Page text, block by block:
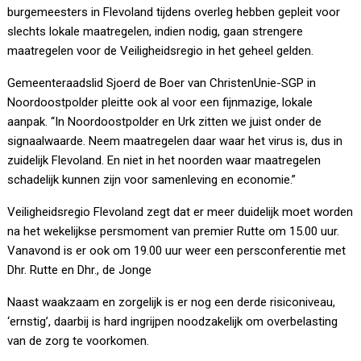
burgemeesters in Flevoland tijdens overleg hebben gepleit voor
slechts lokale maatregelen, indien nodig, gaan strengere
maatregelen voor de Veiligheidsregio in het geheel gelden.
Gemeenteraadslid Sjoerd de Boer van ChristenUnie-SGP in
Noordoostpolder pleitte ook al voor een fijnmazige, lokale
aanpak. “In Noordoostpolder en Urk zitten we juist onder de
signaalwaarde. Neem maatregelen daar waar het virus is, dus in
zuidelijk Flevoland. En niet in het noorden waar maatregelen
schadelijk kunnen zijn voor samenleving en economie.”
Veiligheidsregio Flevoland zegt dat er meer duidelijk moet worden
na het wekelijkse persmoment van premier Rutte om 15.00 uur.
Vanavond is er ook om 19.00 uur weer een persconferentie met
Dhr. Rutte en Dhr., de Jonge
Naast waakzaam en zorgelijk is er nog een derde risiconiveau,
‘ernstig’, daarbij is hard ingrijpen noodzakelijk om overbelasting
van de zorg te voorkomen.